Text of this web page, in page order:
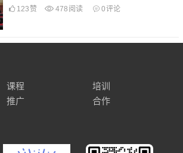
123 赞 478 阅读 0评论
课程
培训
推广 合作